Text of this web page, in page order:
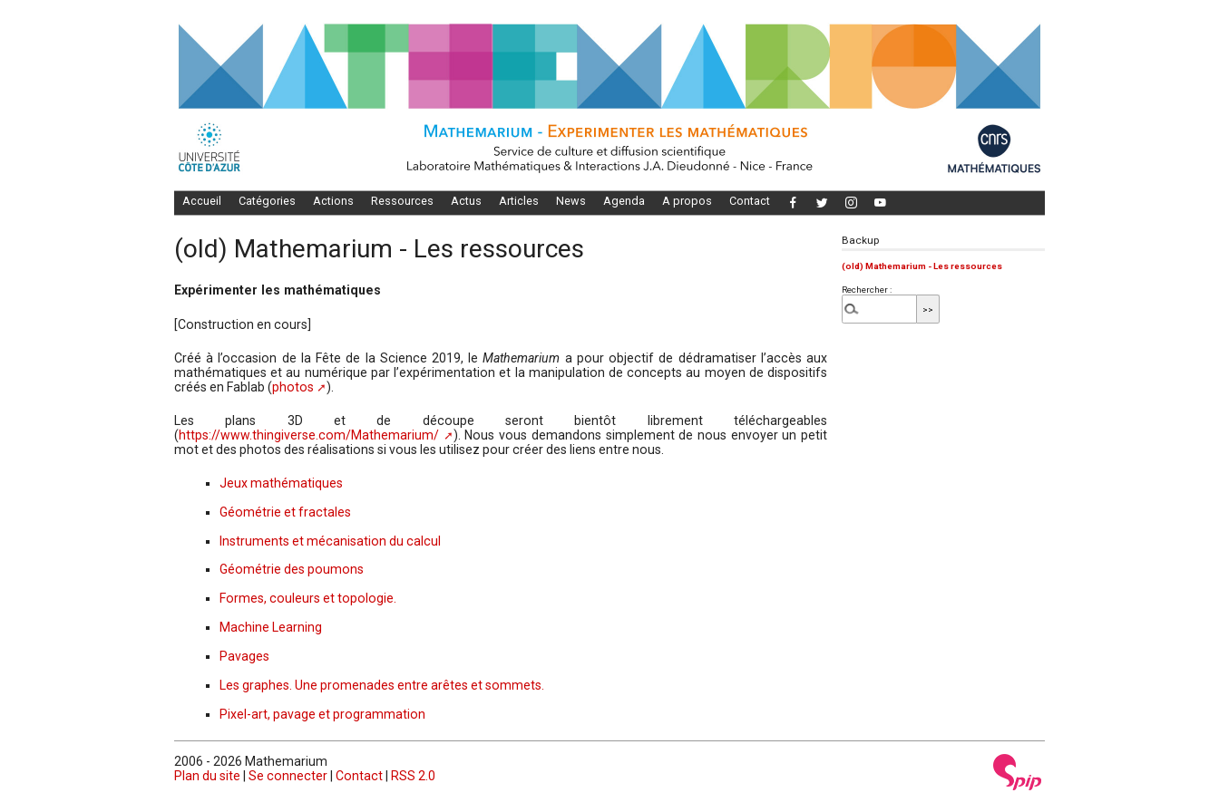
Accueil Catégories Actions Ressources Actus Articles News Agenda A propos Contact
(old) Mathemarium - Les ressources
Expérimenter les mathématiques
[Construction en cours]
Créé à l’occasion de la Fête de la Science 2019, leMathemarium a pour objectif de dédramatiser l’accès aux
mathématiques et au numérique par l’expérimentation et la manipulation de concepts au moyen de dispositifs
créés en Fablab (photos ).
Les plans 3D et de découpe seront bientôt librement téléchargeables
(https://www.thingiverse.com/Mathemarium/
). Nous vous demandons simplement de nous envoyer un petit
mot et des photos des réalisations si vous les utilisez pour créer des liens entre nous.
Jeux mathématiques
Géométrie et fractales
Instruments et mécanisation du calcul
Géométrie des poumons
Formes, couleurs et topologie.
Machine Learning
Pavages
Les graphes. Une promenades entre arêtes et sommets.
Pixel-art, pavage et programmation
Backup
(old) Mathemarium - Les ressources
Rechercher :
2006 - 2026 Mathemarium
Plan du site
Se connecter Contact RSS 2.0